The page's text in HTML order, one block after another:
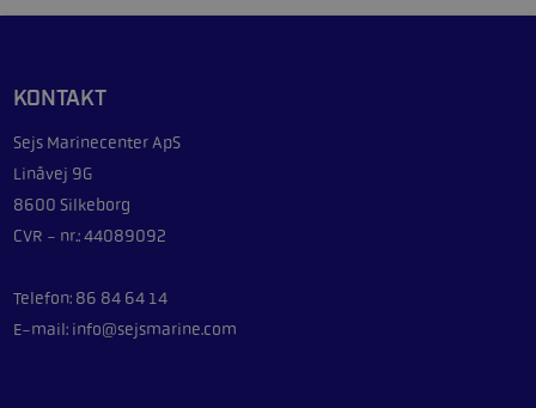
KONTAKT
Sejs Marinecenter ApS
Linåvej 9G
8600 Silkeborg
CVR - nr.: 44089092
Telefon: 86 84 64 14
E-mail: info@sejsmarine.com